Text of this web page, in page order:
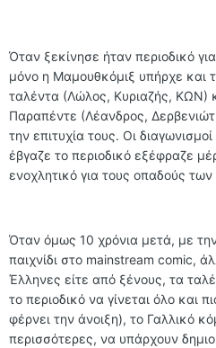
Όταν ξεκίνησε ήταν περιοδικό
μόνο η Μαμουθκόμιξ υπήρχε και
ταλέντα (Λώλος, Κυριαζής, ΚΩΝ)
Παραπέντε (Λέανδρος,
την επιτυχία τους. Οι
έβγαζε το περιοδικό εξέφραζε
ενοχλητικό για τους οπαδούς
Όταν όμως 10 χρόνια μετά, με
παιχνίδι στο mainstream comic,
Έλληνες είτε από ξένους, τα
το περιοδικό να γίνεται όλο και
φέρνει την άνοιξη), το Γαλλικό
περισσότερες, να υπάρχουν